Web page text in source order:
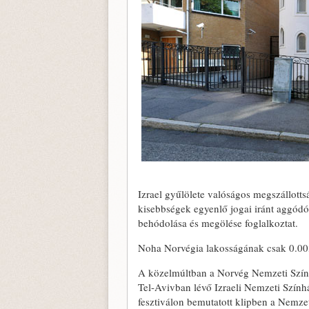
Izrael gyűlölete valóságos
kisebbségek egyenlő jogai iránt
behódolása és megölése foglalkoztat.
Noha Norvégia lakosságának csak
A közelmúltban a Norvég Nemzeti
Tel-Avivban lévő Izraeli Nemzeti
fesztiválon bemutatott klipben a